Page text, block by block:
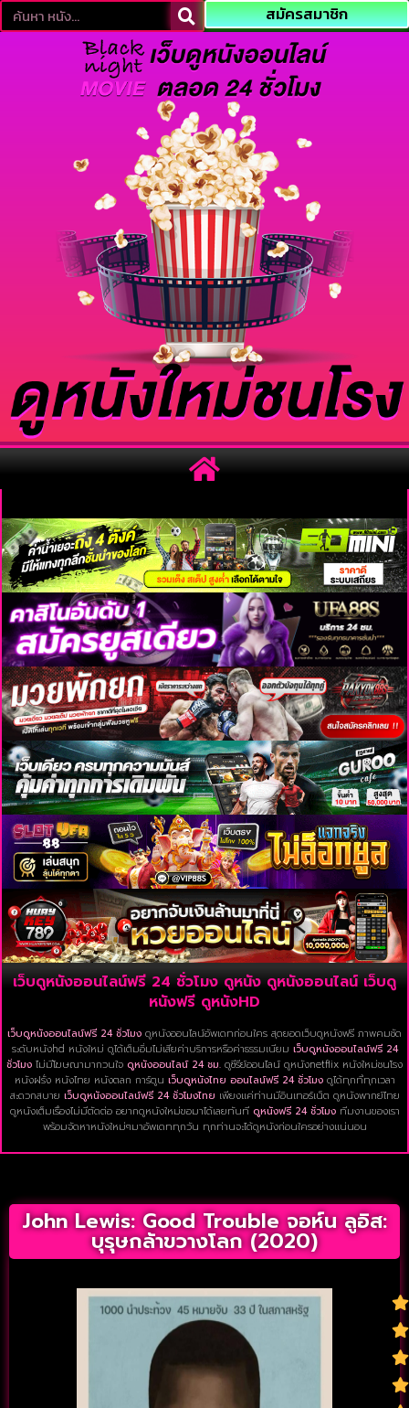
สมัครสมาชิก
เว็บดูหนังออนไลน์ฟรี 24 ชั่วโมง ดูหนัง ดูหนังออนไลน์ เว็บดู
หนังฟรี ดูหนังHD
เว็บดูหนังออนไลน์ฟรี 24 ชั่วโมง ดูหนังออนไลน์อัพเดทก่อนใคร สุดยอดเว็บดูหนังฟรี ภาพคมชัด
ระดับหนังhd หนังใหม่ ดูได้เต็มอิ่มไม่เสียค่าบริการหรือค่าธรรมเนียม เว็บดูหนังออนไลน์ฟรี 24
ชั่วโมง ไม่มีโฆษณามากวนใจ ดูหนังออนไลน์ 24 ชม. ดูซีรีย์ออนไลน์ ดูหนังnetflix หนังใหม่ชนโรง
หนังฝรั่ง หนังไทย หนังตลก การ์ตูน เว็บดูหนังไทย ออนไลน์ฟรี 24 ชั่วโมง ดูได้ทุกที่ทุกเวลา
สะดวกสบาย เว็บดูหนังออนไลน์ฟรี 24 ชั่วโมงไทย เพียงแค่ท่านมีอินเทอร์เน็ต ดูหนังพากย์ไทย
ดูหนังเต็มเรื่องไม่มีตัดต่อ อยากดูหนังใหม่ขอมาได้เลยทันที ดูหนังฟรี 24 ชั่วโมงทีมงานของเรา
พร้อมจัดหาหนังใหม่ๆมาอัพเดททุกวัน ทุกท่านจะได้ดูหนังก่อนใครอย่างแน่นอน
John Lewis: Good Trouble จอห์น ลูอิส:
บุรุษกล้าขวางโลก (2020)